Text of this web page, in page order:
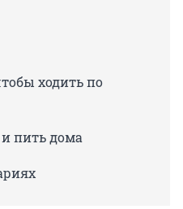
ходить по
пить дома